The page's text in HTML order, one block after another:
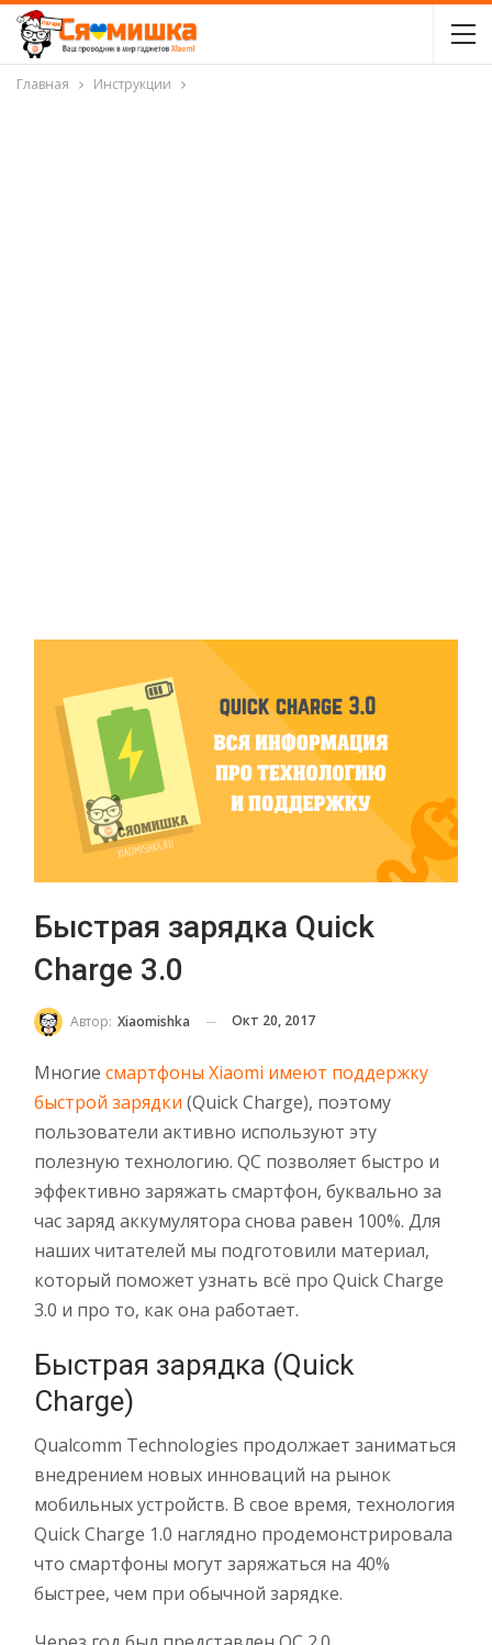
Главная Инструкции
Быстрая зарядка Quick
Charge 3.0
Автор: Xiaomishka Окт 20, 2017
Многие смартфоны Xiaomi имеют поддержку
быстрой зарядки (Quick Charge), поэтому
пользователи активно используют эту
полезную технологию. QC позволяет быстро и
эффективно заряжать смартфон, буквально за
час заряд аккумулятора снова равен 100%. Для
наших читателей мы подготовили материал,
который поможет узнать всё про Quick Charge
3.0 и про то, как она работает.
Быстрая зарядка (Quick
Charge)
Qualcomm Technologies продолжает заниматься
внедрением новых инноваций на рынок
мобильных устройств. В свое время, технология
Quick Charge 1.0 наглядно продемонстрировала
что смартфоны могут заряжаться на 40%
быстрее, чем при обычной зарядке.